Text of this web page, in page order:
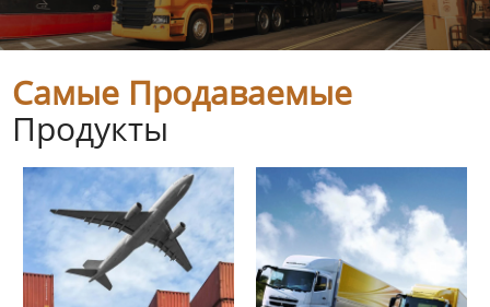
Самые Продаваемые
Продукты